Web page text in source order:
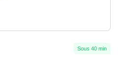
Sous 40 min